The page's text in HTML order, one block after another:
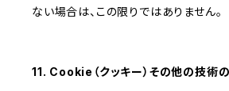
ない場合は、この限りではありません。
11. Cookie（クッキー）その他の技術